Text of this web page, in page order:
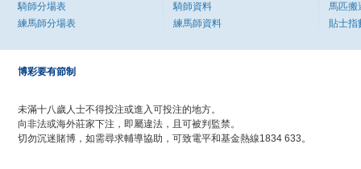
騎師分場表
練馬師分場表
騎師資料
練馬師資料
馬匹搬
貼士指
博彩要有節制
未滿十八歲人士不得投注或進入可投注的地方。
向非法或海外莊家下注，即屬違法，且可被判監禁。
切勿沉迷賭博，如需尋求輔導協助，可致電平和基金熱線1834 633。